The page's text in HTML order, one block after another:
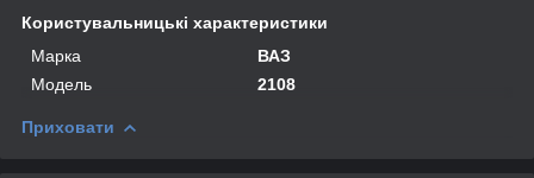
Користувальницькі характеристики
Марка
ВАЗ
Мoдель
2108
Приховати